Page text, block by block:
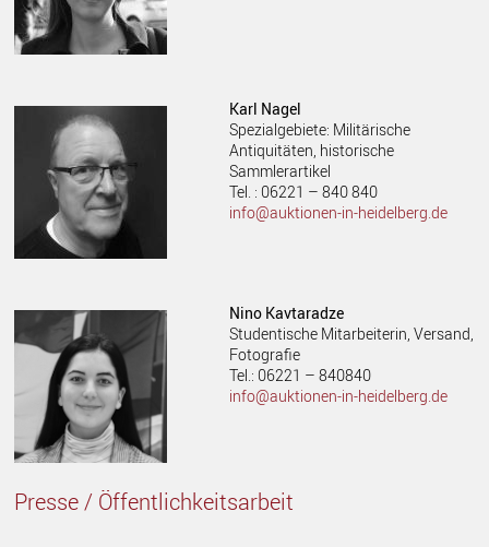
Karl Nagel
Spezialgebiete: Militärische
Antiquitäten, historische
Sammlerartikel
Tel. : 06221 – 840 840
info@auktionen-in-heidelberg.de
Nino Kavtaradze
Studentische Mitarbeiterin, Versand,
Fotografie
Tel.: 06221 – 840840
info@auktionen-in-heidelberg.de
Presse / Öffentlichkeitsarbeit